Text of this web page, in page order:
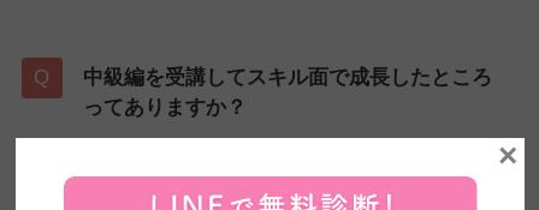
中級編を受講してスキル面で成長したところ
ってありますか？
もう全部です。素材探してくるところから実際にデザ
×